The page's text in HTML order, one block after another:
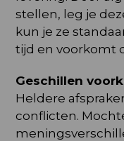
stellen, leg je
kun je ze
tijd en voorkomt
Geschillen
Heldere
conflicten.